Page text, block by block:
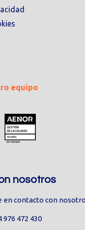
equipo
nosotros
en contacto con
976 472 430